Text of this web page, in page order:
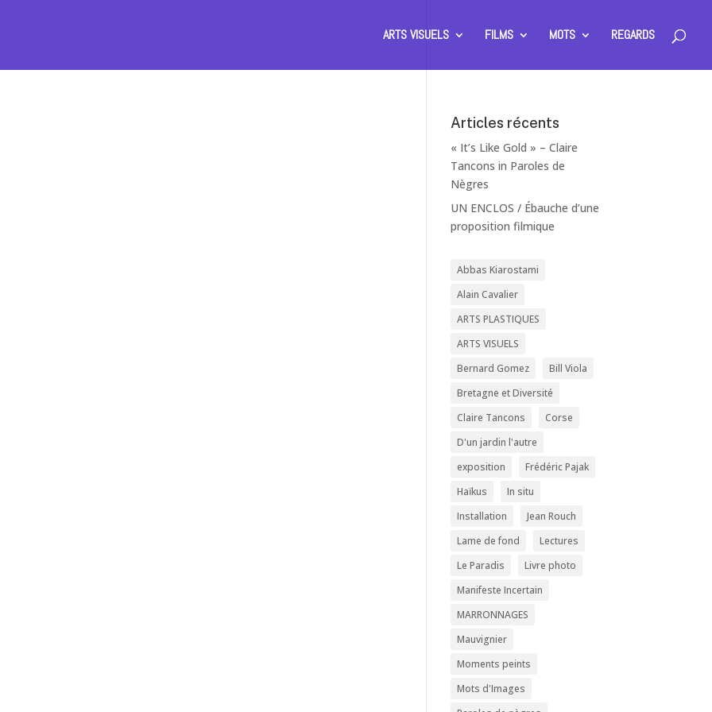
ARTS VISUELS FILMS MOTS REGARDS
Articles récents
« It’s Like Gold » – Claire
Tancons in Paroles de
Nègres
UN ENCLOS / Ébauche d’une
proposition filmique
Abbas Kiarostami
Alain Cavalier
ARTS PLASTIQUES
ARTS VISUELS
Bernard Gomez
Bill Viola
Bretagne et Diversité
Claire Tancons
Corse
D'un jardin l'autre
exposition
Frédéric Pajak
Haïkus
In situ
Installation
Jean Rouch
Lame de fond
Lectures
Le Paradis
Livre photo
Manifeste Incertain
MARRONNAGES
Mauvignier
Moments peints
Mots d'Images